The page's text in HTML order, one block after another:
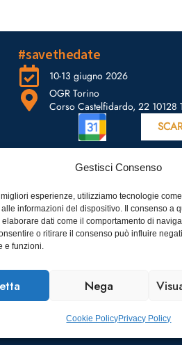
Gestisci Consenso
esperienze, utilizziamo tecnologie
informazioni del dispositivo. Il consenso a
dati come il comportamento di
o ritirare il consenso può influire
e funzioni.
Nega
Cookie PolicyPrivacy Policy
#savethedate
10-13 giugno 2026
OGR Torino
Corso Castelfidardo, 22 10128